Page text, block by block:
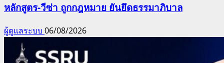
หลักสูตร-วีซ่า ถูกกฎหมาย ยันยึดธรรมาภิบาล
ผู้ดูแลระบบ 06/08/2026